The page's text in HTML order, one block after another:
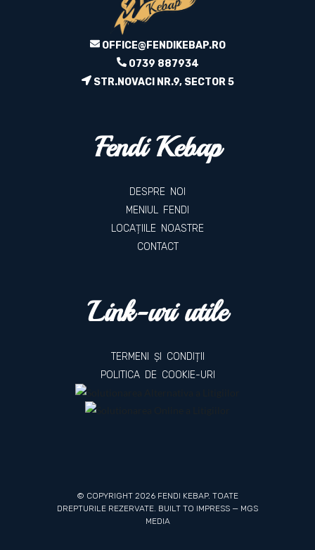
OFFICE@FENDIKEBAP.RO
0739 887934
STR.NOVACI NR.9, SECTOR 5
Fendi Kebap
DESPRE NOI
MENIUL FENDI
LOCAȚIILE NOASTRE
CONTACT
Link-uri utile
TERMENI ȘI CONDIȚII
POLITICA DE COOKIE-URI
© COPYRIGHT 2026 FENDI KEBAP. TOATE
DREPTURILE REZERVATE. BUILT TO IMPRESS — MGS
MEDIA